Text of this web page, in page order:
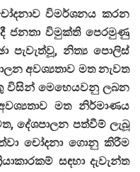
විමර්ශනය කරන
ජනතා විමුක්ති පෙරමුණු
පැවැත්වූ, නිත්‍ය පොලිස්
අවශ්‍යතාව මත නැවත
විසින් මෙහෙයවනු ලබන
මත නිර්මාණය
දේශපාලන පත්වීම් ලැබූ
චෝදනා ගොනු කිරීම
සඳහා දැවැන්ත